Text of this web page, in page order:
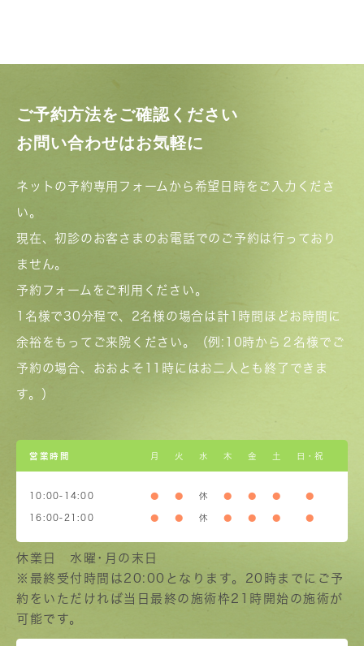
ご予約方法をご確認ください
お問い合わせはお気軽に
ネットの予約専用フォームから希望日時をご入力くださ
い。
現在、初診のお客さまのお電話でのご予約は行っており
ません。
予約フォームをご利用ください。
1名様で30分程で、2名様の場合は計1時間ほどお時間に
余裕をもってご来院ください。（例:10時から２名様でご
予約の場合、おおよそ11時にはお二人とも終了できま
す。）
営業時間 月 火 水 木 金 土 日・祝
10:00-14:00 ● ● 休 ● ● ● ●
16:00-21:00 ● ● 休 ● ● ● ●
休業日 水曜･月の末日
※最終受付時間は20:00となります。20時までにご予
約をいただければ当日最終の施術枠21時開始の施術が
可能です。